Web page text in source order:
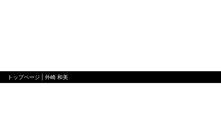
トップページ | 外崎 和美